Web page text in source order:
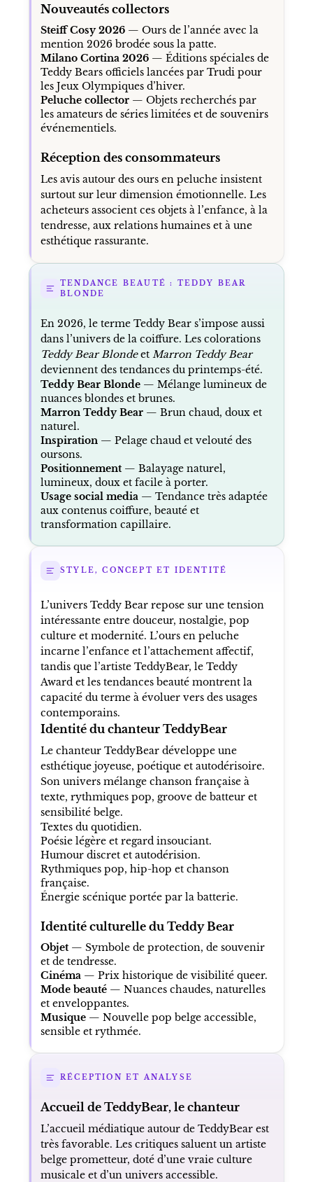
Nouveautés collectors
Steiff Cosy 2026— Ours de l’année avec la
mention 2026 brodée sous la patte.
Milano Cortina 2026— Éditions spéciales de
Teddy Bears officiels lancées par Trudi pour
les Jeux Olympiques d’hiver.
Peluche collector— Objets recherchés par
les amateurs de séries limitées et de souvenirs
événementiels.
Réception des consommateurs
Les avis autour des ours en peluche insistent
surtout sur leur dimension émotionnelle. Les
acheteurs associent ces objets à l’enfance, à la
tendresse, aux relations humaines et à une
esthétique rassurante.
TENDANCE BEAUTÉ : TEDDY BEAR
BLONDE
En 2026, le terme Teddy Bear s’impose aussi
dans l’univers de la coiffure. Les colorations
Teddy Bear Blondeet Marron Teddy Bear
deviennent des tendances du printemps-été.
Teddy Bear Blonde— Mélange lumineux de
nuances blondes et brunes.
Marron Teddy Bear— Brun chaud, doux et
naturel.
Inspiration— Pelage chaud et velouté des
oursons.
Positionnement— Balayage naturel,
lumineux, doux et facile à porter.
Usage social media— Tendance très adaptée
aux contenus coiffure, beauté et
transformation capillaire.
STYLE, CONCEPT ET IDENTITÉ
L’univers Teddy Bear repose sur une tension
intéressante entre douceur, nostalgie, pop
culture et modernité. L’ours en peluche
incarne l’enfance et l’attachement affectif,
tandis que l’artiste TeddyBear, le Teddy
Award et les tendances beauté montrent la
capacité du terme à évoluer vers des usages
contemporains.
Identité du chanteur TeddyBear
Le chanteur TeddyBear développe une
esthétique joyeuse, poétique et autodérisoire.
Son univers mélange chanson française à
texte, rythmiques pop, groove de batteur et
sensibilité belge.
Textes du quotidien.
Poésie légère et regard insouciant.
Humour discret et autodérision.
Rythmiques pop, hip-hop et chanson
française.
Énergie scénique portée par la batterie.
Identité culturelle du Teddy Bear
Objet— Symbole de protection, de souvenir
et de tendresse.
Cinéma— Prix historique de visibilité queer.
Mode beauté— Nuances chaudes, naturelles
et enveloppantes.
Musique— Nouvelle pop belge accessible,
sensible et rythmée.
RÉCEPTION ET ANALYSE
Accueil de TeddyBear, le chanteur
L’accueil médiatique autour de TeddyBear est
très favorable. Les critiques saluent un artiste
belge prometteur, doté d’une vraie culture
musicale et d’un univers accessible.